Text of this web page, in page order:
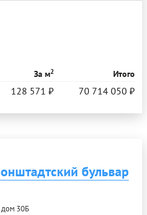
За м2 Итого
128 571 ₽ 70 714 050 ₽
бульвар
дом 30Б